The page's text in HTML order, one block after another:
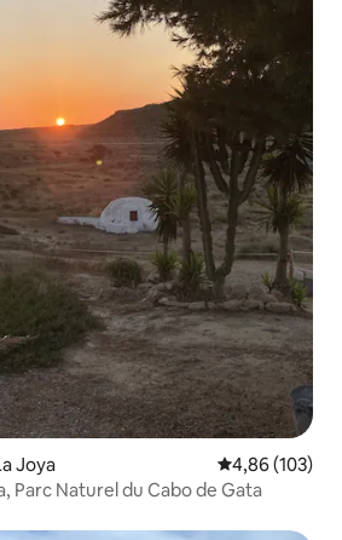
Joya
4,86 (103)
Parc Naturel du Cabo de Gata